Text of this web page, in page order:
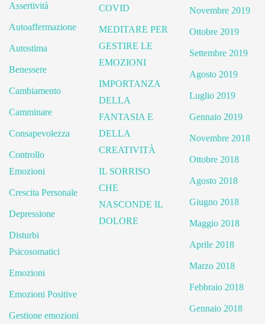
Assertività
Autoaffermazione
Autostima
Benessere
Cambiamento
Camminare
Consapevolezza
Controllo
Emozioni
Crescita Personale
Depressione
Disturbi
Psicosomatici
Emozioni
Emozioni Positive
Gestione emozioni
COVID
MEDITARE PER
GESTIRE LE
EMOZIONI
IMPORTANZA
DELLA
FANTASIA E
DELLA
CREATIVITÀ
IL SORRISO
CHE
NASCONDE IL
DOLORE
Novembre 2019
Ottobre 2019
Settembre 2019
Agosto 2019
Luglio 2019
Gennaio 2019
Novembre 2018
Ottobre 2018
Agosto 2018
Giugno 2018
Maggio 2018
Aprile 2018
Marzo 2018
Febbraio 2018
Gennaio 2018